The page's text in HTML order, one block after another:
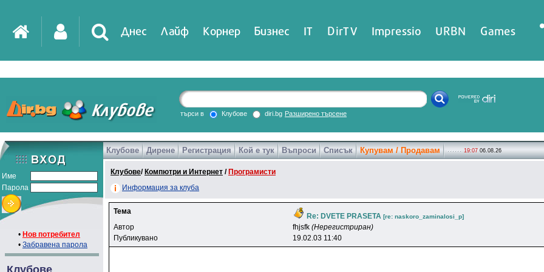
Днес Лайф Корнер Бизнес IT DirTV Impressio URBN Games
търси в Клубове diri.bg Разширено търсене
Име
Парола
• Нов потребител
• Забравена парола
Клубове
Клубове Дирене Регистрация Кой е тук Въпроси Списък Купувам / Продавам 19:07 06.08.26
Клубове/ Компютри и Интернет / Програмисти
Информация за клуба
Тема
Re: DVETE PRASETA [re: naskoro_zaminalosi_p]
Автор fhjsfk (Нерегистриран)
Публикувано
19.02.03 11:40